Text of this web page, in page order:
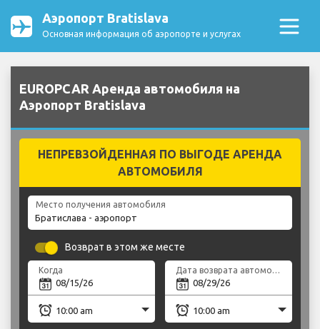
Аэропорт Bratislava
Основная информация об аэропорте и услугах
EUROPCAR Аренда автомобиля на
Аэропорт Bratislava
НЕПРЕВЗОЙДЕННАЯ ПО ВЫГОДЕ АРЕНДА
АВТОМОБИЛЯ
Место получения автомобиля
Возврат в этом же месте
Когда Дата возврата автомобиля